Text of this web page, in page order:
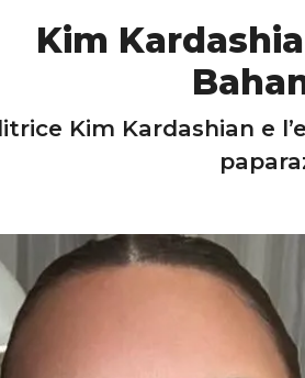
Kim
Kim Kardashian e